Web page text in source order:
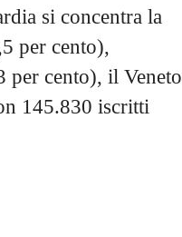
si concentra la
per cento),
per cento), il Veneto
145.830 iscritti